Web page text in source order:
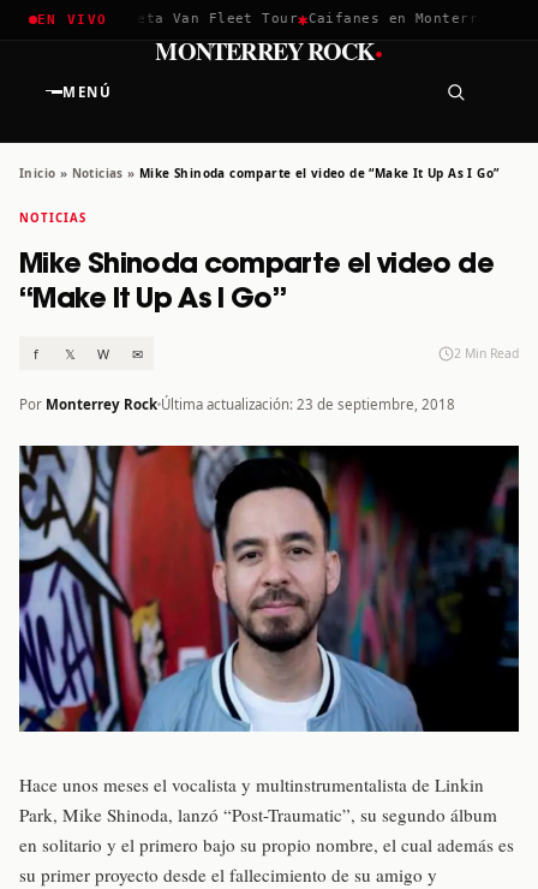
EN VIVO
2026 ✱Greta Van Fleet Tour✱Caifanes en Monterrey · 12
MENÚ
MONTERREY ROCK·
Inicio » Noticias » Mike Shinoda comparte el video de “Make It Up As I Go”
NOTICIAS
Mike Shinoda comparte el video de
“Make It Up As I Go”
f 𝕏 W ✉ 2 Min Read
Por Monterrey Rock Última actualización: 23 de septiembre, 2018
Hace unos meses el vocalista y multinstrumentalista de Linkin
Park, Mike Shinoda, lanzó “Post-Traumatic”, su segundo álbum
en solitario y el primero bajo su propio nombre, el cual además es
su primer proyecto desde el fallecimiento de su amigo y